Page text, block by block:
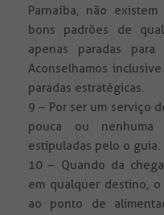
Parnaíba, não
bons padrões de
apenas paradas
Aconselhamos
paradas estratégicas.
9 – Por ser um serviço
pouca ou nenhuma
estipuladas pelo o guia.
10 – Quando da
em qualquer destino,
ao ponto de